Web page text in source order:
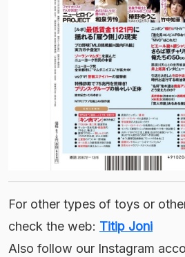
For other types of toys or
check the web: Titip Joni
Also follow our Instagram